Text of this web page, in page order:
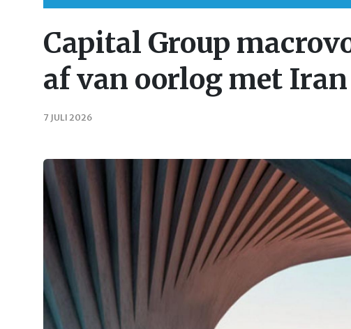
Capital Group
af van oorlog met
7 JULI 2026